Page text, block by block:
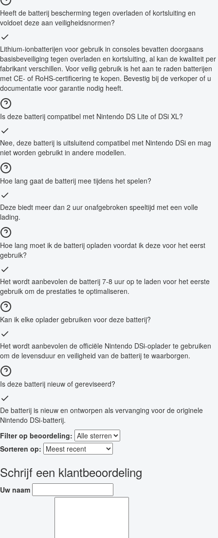
Heeft de batterij bescherming tegen overladen of kortsluiting en
voldoet deze aan veiligheidsnormen?
Lithium-ionbatterijen voor gebruik in consoles bevatten doorgaans
basisbeveiliging tegen overladen en kortsluiting, al kan de kwaliteit per
fabrikant verschillen. Voor veilig gebruik is het aan te raden batterijen
met CE- of RoHS-certificering te kopen. Bevestig bij de verkoper of u
documentatie voor garantie nodig heeft.
Is deze batterij compatibel met Nintendo DS Lite of DSi XL?
Nee, deze batterij is uitsluitend compatibel met Nintendo DSi en mag
niet worden gebruikt in andere modellen.
Hoe lang gaat de batterij mee tijdens het spelen?
Deze biedt meer dan 2 uur onafgebroken speeltijd met een volle
lading.
Hoe lang moet ik de batterij opladen voordat ik deze voor het eerst
gebruik?
Het wordt aanbevolen de batterij 7-8 uur op te laden voor het eerste
gebruik om de prestaties te optimaliseren.
Kan ik elke oplader gebruiken voor deze batterij?
Het wordt aanbevolen de officiële Nintendo DSi-oplader te gebruiken
om de levensduur en veiligheid van de batterij te waarborgen.
Is deze batterij nieuw of gereviseerd?
De batterij is nieuw en ontworpen als vervanging voor de originele
Nintendo DSi-batterij.
Filter op beoordeling:
Sorteren op:
Schrijf een klantbeoordeling
Uw naam